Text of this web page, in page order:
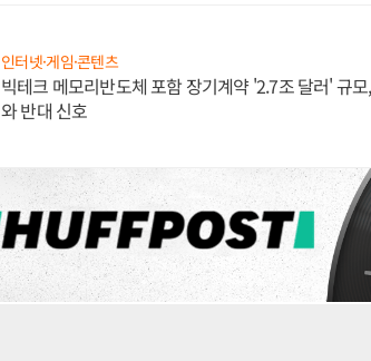
인터넷·게임·콘텐츠
빅테크 메모리반도체 포함 장기계약 '2.7조 달러' 규
와 반대 신호